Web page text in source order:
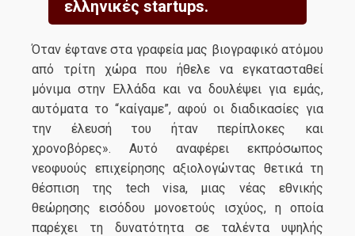
ελληνικές startups.
Όταν έφτανε στα γραφεία μας βιογραφικό ατόμου
από τρίτη χώρα που ήθελε να εγκατασταθεί
μόνιμα στην Ελλάδα και να δουλέψει για εμάς,
αυτόματα το “καίγαμε”, αφού οι διαδικασίες για
την έλευσή του ήταν περίπλοκες και
χρονοβόρες». Αυτό αναφέρει εκπρόσωπος
νεοφυούς επιχείρησης αξιολογώντας θετικά τη
θέσπιση της tech visa, μιας νέας εθνικής
θεώρησης εισόδου μονοετούς ισχύος, η οποία
παρέχει τη δυνατότητα σε ταλέντα υψηλής